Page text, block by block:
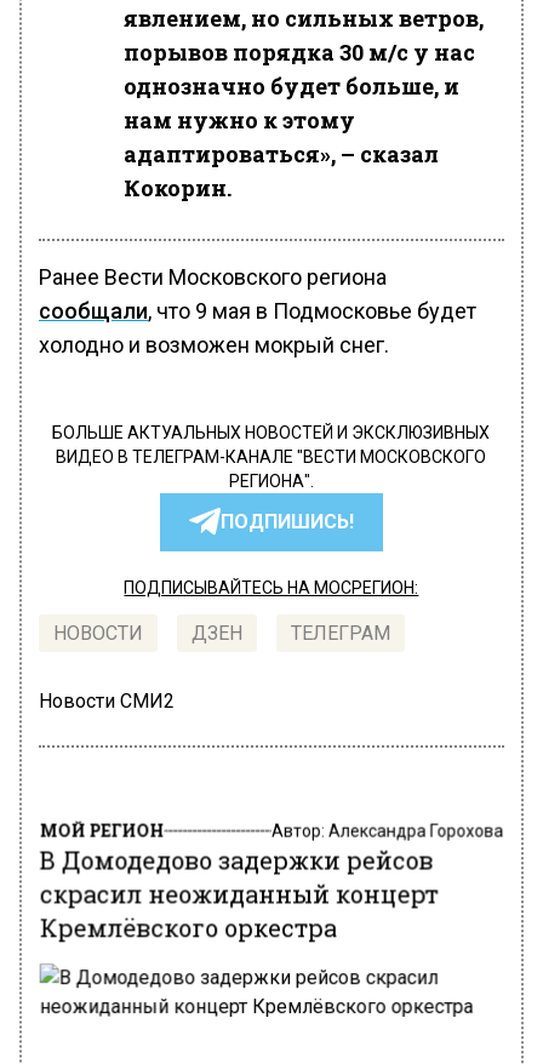
явлением, но сильных ветров,
порывов порядка 30 м/с у нас
однозначно будет больше, и
нам нужно к этому
адаптироваться», – сказал
Кокорин.
Ранее Вести Московского региона
сообщали, что 9 мая в Подмосковье будет
холодно и возможен мокрый снег.
БОЛЬШЕ АКТУАЛЬНЫХ НОВОСТЕЙ И ЭКСКЛЮЗИВНЫХ
ВИДЕО В ТЕЛЕГРАМ-КАНАЛЕ "ВЕСТИ МОСКОВСКОГО
РЕГИОНА".
ПОДПИШИСЬ!
ПОДПИСЫВАЙТЕСЬ НА МОСРЕГИОН:
НОВОСТИ ДЗЕН ТЕЛЕГРАМ
Новости СМИ2
МОЙ РЕГИОН Автор: Александра Горохова
В Домодедово задержки рейсов
скрасил неожиданный концерт
Кремлёвского оркестра